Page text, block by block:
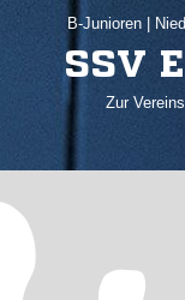
B-Junioren
SSV
Zur